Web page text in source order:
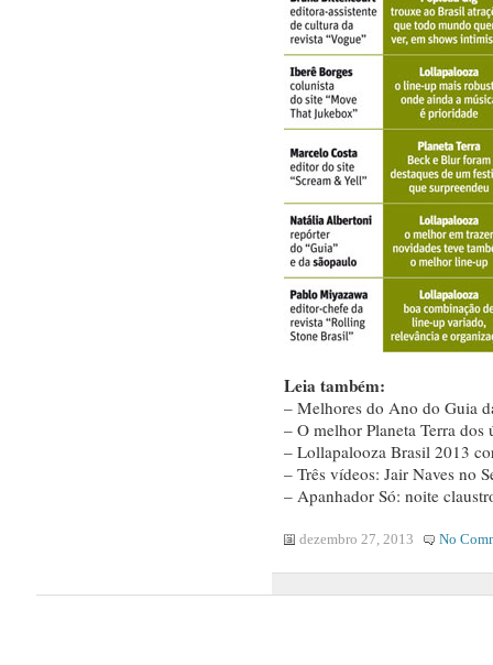
Leia também:
– Melhores do Ano do Guia
– O melhor Planeta Terra
– Lollapalooza Brasil 2013
– Três vídeos: Jair Naves no
– Apanhador Só: noite
dezembro 27, 2013 No